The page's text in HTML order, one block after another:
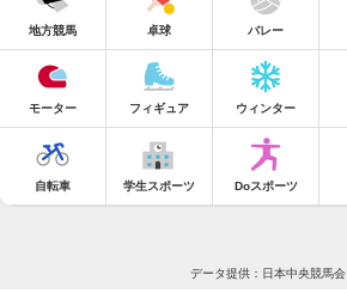
地方競馬 卓球 バレー
モーター フィギュア ウィンター
自転車 学生スポーツ Doスポーツ
データ提供：日本中央競馬会